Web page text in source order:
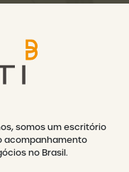
somos um escritório
acompanhamento
no Brasil.